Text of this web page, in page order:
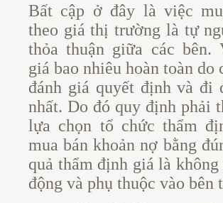
Bất cập ở đây là việc
theo giá thị trường là tự
thỏa thuận giữa các bên.
giá bao nhiêu hoàn toàn do
đánh giá quyết định và đi
nhất. Do đó quy định phải
lựa chọn tổ chức thẩm
mua bán khoản nợ bằng
quả thẩm định giá là
động và phụ thuộc vào bên